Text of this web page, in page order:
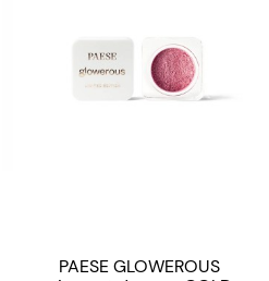
PAESE GLOWEROUS